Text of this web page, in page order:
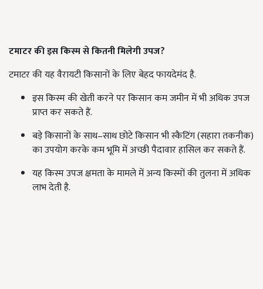
टमाटर की इस किस्म से कितनी मिलेगी उपज?
टमाटर की यह वैरायटी किसानों के लिए बेहद फायदेमंद है.
इस किस्म की खेती करने पर किसान कम जमीन में भी अधिक उपज
प्राप्त कर सकते हैं.
बड़े किसानों के साथ–साथ छोटे किसान भी स्कैटिंग (सहारा तकनीक)
का उपयोग करके कम भूमि में अच्छी पैदावार हासिल कर सकते हैं.
यह किस्म उपज क्षमता के मामले में अन्य किस्मों की तुलना में अधिक
लाभ देती है.